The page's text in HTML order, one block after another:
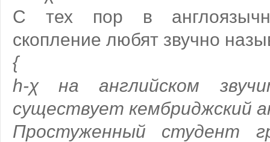
С тех пор в
скопление любят звучно
{
h-χ на английском
существует кембриджский
Простуженный студент